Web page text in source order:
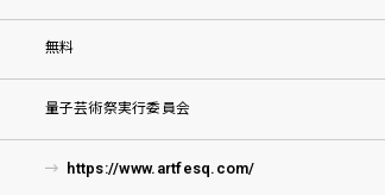
無料
量子芸術祭実行委員会
https://www.artfesq.com/